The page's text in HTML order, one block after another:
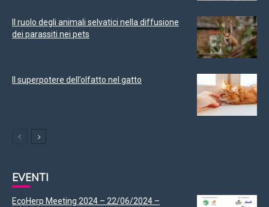
Il ruolo degli animali selvatici nella diffusione
dei parassiti nei pets
Il superpotere dell’olfatto nel gatto
EVENTI
EcoHerp Meeting 2024 – 22/06/2024 –